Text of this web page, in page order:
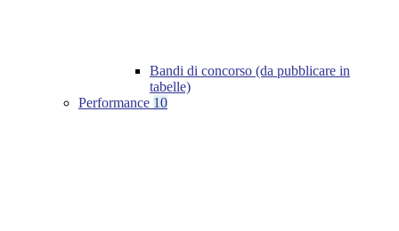
Bandi di concorso (da pubblicare in
tabelle)
Performance 10